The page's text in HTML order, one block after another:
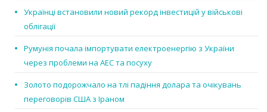
Українці встановили новий рекорд інвестицій у військові
облігації
Румунія почала імпортувати електроенергію з України
через проблеми на АЕС та посуху
Золото подорожчало на тлі падіння долара та очікувань
переговорів США з Іраном